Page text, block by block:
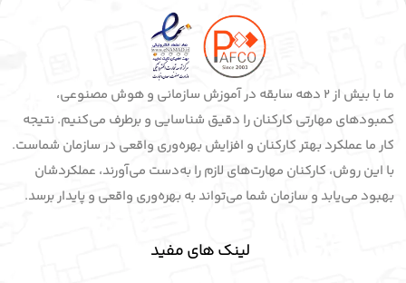
ما با بیش از 2 دهه سابقه در آموزش سازمانی و هوش مصنوعی،
کمبودهای مهارتی کارکنان را دقیق شناسایی و برطرف می‌کنیم. نتیجه
کار ما عملکرد بهتر کارکنان و افزایش بهره‌وری واقعی در سازمان شماست.
با این روش، کارکنان مهارت‌های لازم را به‌دست می‌آورند، عملکردشان
بهبود می‌یابد و سازمان شما می‌تواند به بهره‌وری واقعی و پایدار برسد.
لینک های مفید